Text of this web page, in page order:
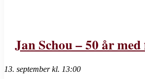
Jan Schou – 50 år
13. september kl. 13:00